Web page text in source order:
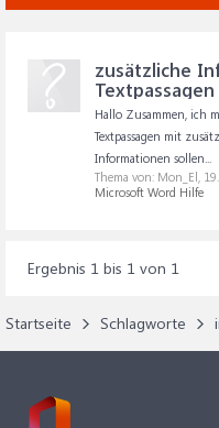
zusätzliche
Textpassagen
Hallo Zusammen, ich
Textpassagen mit
Informationen sollen...
Thema von: Mon_El,
Microsoft Word Hilfe
Ergebnis 1 bis 1 von 1
Startseite Schlagworte